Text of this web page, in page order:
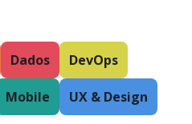
Dados DevOps
Mobile UX & Design